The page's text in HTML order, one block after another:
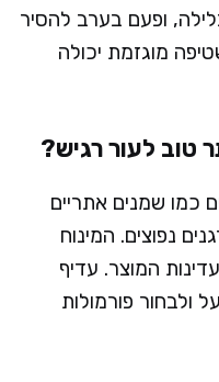
ופעם בערב להסיר
מוגזמת יכולה
טוב לעור רגיש?
כמו שמנים אתריים
נפוצים. המינוח
המוצר. עדיף
ולבחור פורמולות